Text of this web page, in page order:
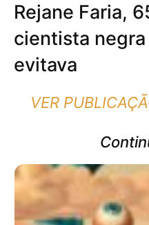
Rejane Faria,
cientista
evitava
VER